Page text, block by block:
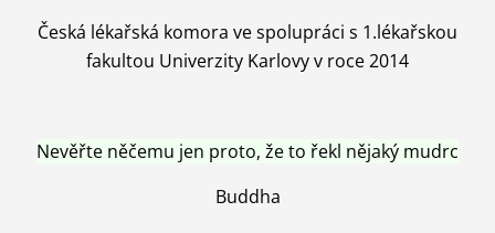
Česká lékařská komora ve spolupráci s 1.lékařskou
fakultou Univerzity Karlovy v roce 2014
Nevěřte něčemu jen proto, že to řekl nějaký mudrc
Buddha